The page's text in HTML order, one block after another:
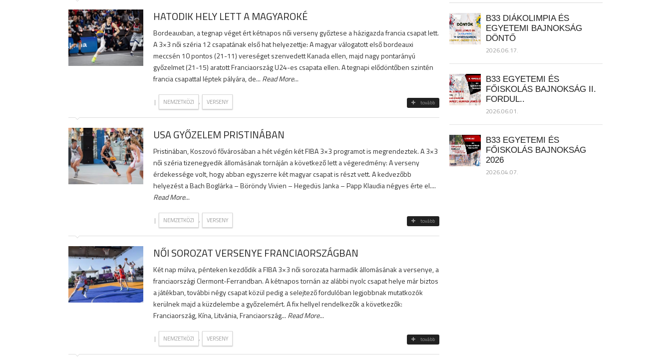
HATODIK HELY LETT A MAGYAROKÉ
Bordeauxban, a tegnap véget ért kétnapos női verseny győztese a házigazda francia csapat lett.
A 3×3 női széria 12 csapatának első hat helyezettje: A magyar válogatott első bordeauxi
meccsén 10 pontos (21-11) vereséget szenvedett Kanada ellen, majd nagy pontarányú
győzelmet (21-15) aratott Franciaország U24-es csapata ellen. A tegnapi elődöntőben szintén
francia csapattal léptek pályára, de... Read More...
| NEMZETKÖZI , VERSENY tovább
USA GYŐZELEM PRISTINÁBAN
Pristinában, Koszovó fővárosában a hét végén két FIBA 3×3 programot is megrendeztek. A 3×3
női széria tizenegyedik állomásának tornáján a következő lett a végeredmény: A verseny
érdekessége volt, hogy abban egyszerre két magyar csapat is részt vett. A kedvezőbb
helyezést a Bach Boglárka – Böröndy Vivien – Hegedüs Janka – Papp Klaudia négyes érte el....
Read More...
| NEMZETKÖZI , VERSENY tovább
NŐI SOROZAT VERSENYE FRANCIAORSZÁGBAN
Két nap múlva, pénteken kezdődik a FIBA 3×3 női sorozata harmadik állomásának a versenye, a
franciaországi Clermont-Ferrandban. A kétnapos tornán az alábbi nyolc csapat helye már biztos
a játékban, további négy csapat közül pedig a selejtező fordulóban legjobbnak mutatkozók
kerülnek majd a küzdelembe a győzelemért. A fix hellyel rendelkezők a következők:
Franciaország, Kína, Litvánia, Franciaország... Read More...
| NEMZETKÖZI , VERSENY tovább
B33 DIÁKOLIMPIA ÉS
EGYETEMI BAJNOKSÁG
DÖNTŐ
2026.06.17.
B33 EGYETEMI ÉS
FŐISKOLÁS BAJNOKSÁG II.
FORDUL..
2026.06.01.
B33 EGYETEMI ÉS
FŐISKOLÁS BAJNOKSÁG
2026
2026.04.07.